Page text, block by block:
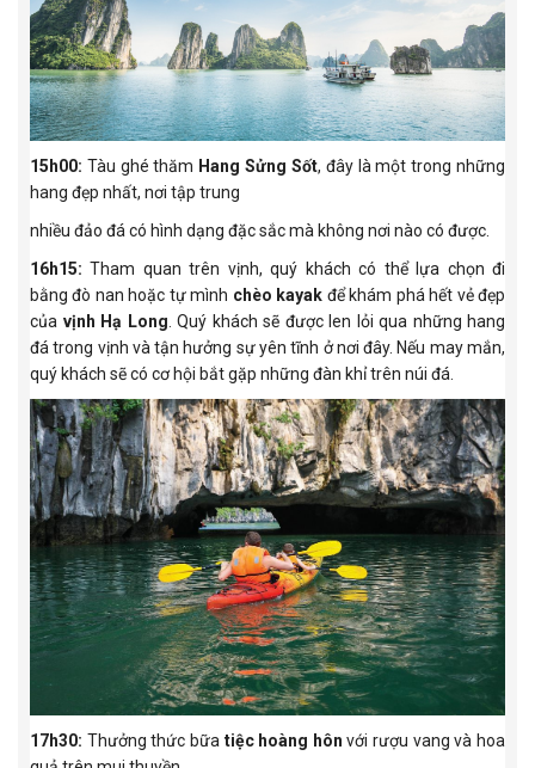
15h00: Tàu ghé thăm Hang Sửng Sốt, đây là một trong những
hang đẹp nhất, nơi tập trung
nhiều đảo đá có hình dạng đặc sắc mà không nơi nào có được.
16h15: Tham quan trên vịnh, quý khách có thể lựa chọn đi
bằng đò nan hoặc tự mình chèo kayak để khám phá hết vẻ đẹp
của vịnh Hạ Long . Quý khách sẽ được len lỏi qua những hang
đá trong vịnh và tận hưởng sự yên tĩnh ở nơi đây. Nếu may mắn,
quý khách sẽ có cơ hội bắtgặp những đàn khỉ trên núi đá.
17h30: Thưởng thức bữa tiệc hoàng hôn với rượu vang và hoa